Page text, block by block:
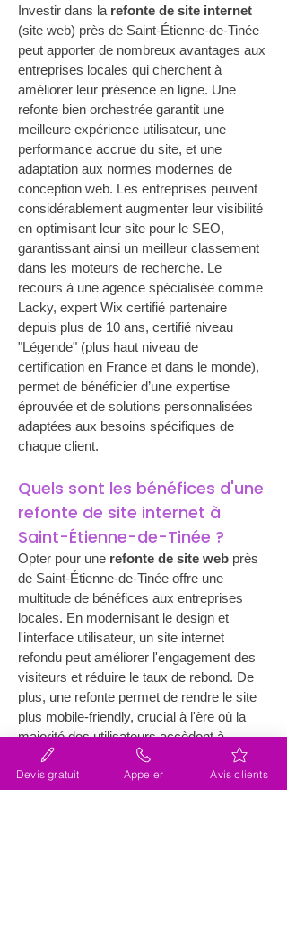
Investir dans la refonte de site internet
(site web) près de Saint-Étienne-de-Tinée
peut apporter de nombreux avantages aux
entreprises locales qui cherchent à
améliorer leur présence en ligne. Une
refonte bien orchestrée garantit une
meilleure expérience utilisateur, une
performance accrue du site, et une
adaptation aux normes modernes de
conception web. Les entreprises peuvent
considérablement augmenter leur visibilité
en optimisant leur site pour le SEO,
garantissant ainsi un meilleur classement
dans les moteurs de recherche. Le
recours à une agence spécialisée comme
Lacky, expert Wix certifié partenaire
depuis plus de 10 ans, certifié niveau
"Légende" (plus haut niveau de
certification en France et dans le monde),
permet de bénéficier d’une expertise
éprouvée et de solutions personnalisées
adaptées aux besoins spécifiques de
chaque client.
Quels sont les bénéfices d'une
refonte de site internet à
Saint-Étienne-de-Tinée ?
Opter pour une refonte de site web près
de Saint-Étienne-de-Tinée offre une
multitude de bénéfices aux entreprises
locales. En modernisant le design et
l'interface utilisateur, un site internet
refondu peut améliorer l'engagement des
visiteurs et réduire le taux de rebond. De
plus, une refonte permet de rendre le site
plus mobile-friendly, crucial à l'ère où la
majorité des utilisateurs accèdent à
internet via leurs smartphones. Le
contenu optimisé et actualisé lié à la
Devis gratuit Appeler Avis clients